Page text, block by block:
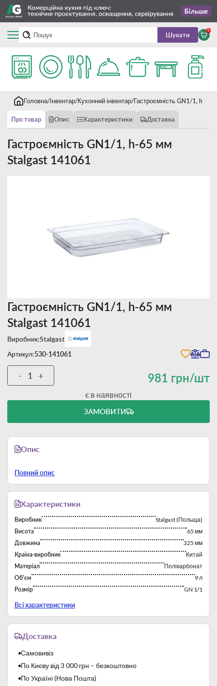
Шукати
0
Головна Інвентар Кухонний інвентар Гастроємність GN1/1, h-
Про товар Опис Характеристики Доставка
Гастроємність GN1/1, h-65 мм
Stalgast 141061
Гастроємність GN1/1, h-65 мм
Stalgast 141061
Виробник:Stalgast
Артикул:530-141061
981 грн/шт
- +
є в наявності
ЗАМОВИТИ
Опис
Повний опис
Характеристики
Виробник
Stalgast (Польща)
Висота
65 мм
Довжина
325 мм
Країна-виробник
Китай
Матеріал
Полікарбонат
Об'єм
9 л
Розмір
GN 1/1
Тип
Всі характеристики
Доставка
Самовивіз
По Києву від 3 000 грн – безкоштовно
По Україні (Нова Пошта)